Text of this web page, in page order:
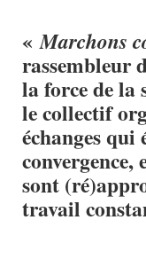
«Marchons
rassembleur
la force de la
le collectif
échanges
sont
travail